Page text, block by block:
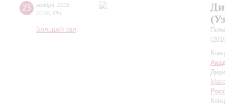
23 ноября 2018
20:00 Пт
Большой зал